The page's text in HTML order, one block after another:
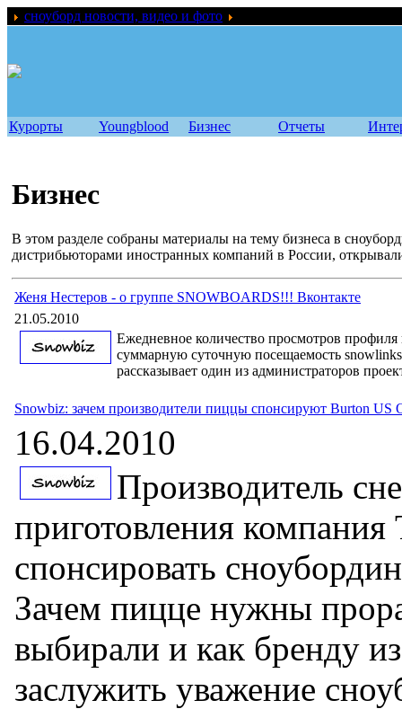
сноуборд новости, видео и фото
Курорты Youngblood Бизнес Отчеты
Бизнес
В этом разделе собраны материалы на тему бизнеса в
дистрибьюторами иностранных компаний в России,
Женя Нестеров - о группе SNOWBOARDS!!! Вконтакте
21.05.2010
Ежедневное количество просмотров
суммарную суточную посещаемость
рассказывает один из администраторов
Snowbiz: зачем производители пиццы спонсируют Burton US
16.04.2010
Производитель
приготовления компания
спонсировать
Зачем пицце нужны
выбирали и как бренду
заслужить уважение